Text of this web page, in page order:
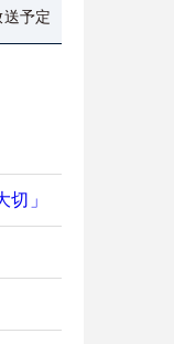
予定
」